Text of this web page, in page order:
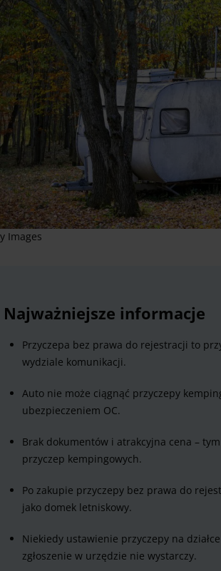
Images
Najważniejsze informacje
Przyczepa bez prawa do rejestracji to
wydziale komunikacji.
Auto nie może ciągnąć przyczepy
ubezpieczeniem OC.
Brak dokumentów i atrakcyjna cena –
przyczep kempingowych.
Po zakupie przyczepy bez prawa do
jako domek letniskowy.
Niekiedy ustawienie przyczepy na
zgłoszenie w urzędzie nie wystarczy.